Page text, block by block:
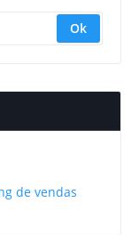
de vendas